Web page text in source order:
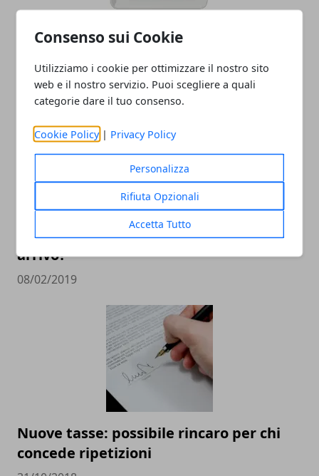
Consenso sui Cookie
Utilizziamo i cookie per ottimizzare il nostro sito
web e il nostro servizio. Puoi scegliere a quali
categorie dare il tuo consenso.
Cookie Policy | Privacy Policy
Personalizza
Rifiuta Opzionali
Accetta Tutto
Rottamazione debiti con gli enti locali
07/04/2019
Aumento costo diesel, nuova tassa in
arrivo?
08/02/2019
Nuove tasse: possibile rincaro per chi
concede ripetizioni